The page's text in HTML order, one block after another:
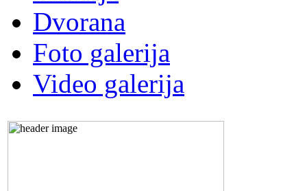
Dvorana
Foto galerija
Video galerija